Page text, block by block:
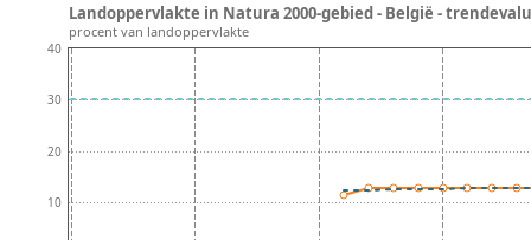
10
20
30
40
Landoppervlakte in Natura 2000-gebied - België -
procent van landoppervlakte